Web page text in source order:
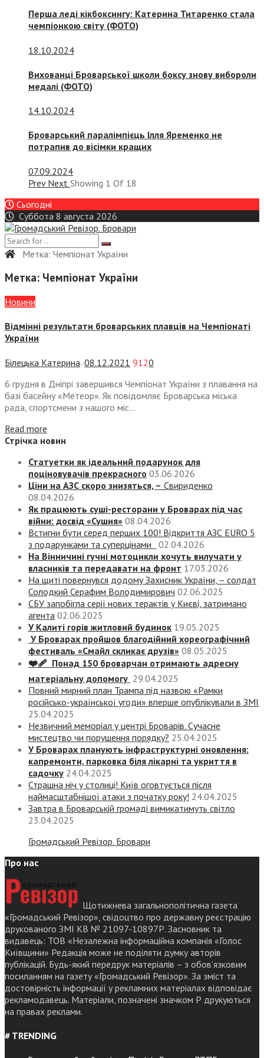
Перша леді кікбоксингу: Катерина Титаренко стала
чемпіонкою світу (ФОТО)
18.10.2024
Вихованці Броварської школи боксу знову вибороли
медалі (ФОТО)
14.10.2024
Броварський паралімпієць Ілля Яременко не
потрапив до вісімки кращих
07.09.2024
Prev Next Showing 1 Of 18
Сьогодні
Суббота 8 августа 2026
Метка: Чемпіонат України
Метка: Чемпіонат України
Новини
Відмінні результати броварських плавців на Чемпіонаті
України
Білецька Катерина —08.12.2021 9120
6 грудня в Дніпрі завершився Чемпіонат України з плавання на
базі басейну «Метеор». Як повідомляє Броварська міська
рада, спортсмени з нашого міс...
Read more
Стрічка новин
Статуетки як ідеальний подарунок для
поціновувачів прекрасного 03.06.2026
Ціни на АЗС скоро знизяться, – Свириденко
08.04.2026
Як працюють суші-ресторани у Броварах під час
війни: досвід «Сушия» 08.04.2026
Встигни бути серед перших 100! Відкриття АЗС EURO 5
з подарунками та суперцінами
02.04.2026
На Вінничині гучні мотоцикли хочуть вилучати у
власників та передавати на фронт 17.03.2026
На щиті повернувся додому Захисник України, – солдат
Солодкий Серафим Володимирович 02.06.2025
СБУ запобігла серії нових терактів у Києві, затримано
агента 02.06.2025
У Калиті горів житловий будинок 19.05.2025
У Броварах пройшов благодійний хореографічний
фестиваль «Смайл скликає друзів» 08.05.2025
❤️‍🩹 Понад 150 броварчан отримають адресну
матеріальну допомогу 29.04.2025
Повний мирний план Трампа під назвою «‎Рамки
російсько-української угоди» вперше опублікували в ЗМІ
25.04.2025
Незвичний меморіал у центрі Броварів. Сучасне
мистецтво чи порушення порядку? 25.04.2025
У Броварах планують інфраструктурні оновлення:
капремонти, парковка біля лікарні та укриття в
садочку 24.04.2025
Страшна ніч у столиці! Київ оговтується після
наймасштабнішої атаки з початку року! 24.04.2025
Завтра в Броварській громаді вимикатимуть світло
23.04.2025
Громадський Ревізор. Бровари
Про нас
Щотижнева загальнополітична газета
«Громадський Ревізор», свідоцтво про державну реєстрацію
друкованого ЗМІ КВ № 21097-10897Р. Засновник та
видавець: ТОВ «Незалежна інформаційна компанія «Голос
Київщини» Редакція може не поділяти думку авторів
публікацій. Будь-який передрук матеріалів – з обов’язковим
посиланням на газету «Громадський Ревізор». За зміст та
достовірність інформації у рекламних матеріалах відповідає
рекламодавець. Матеріали, позначені значком Р друкуються
на правах реклами.
# TRENDING